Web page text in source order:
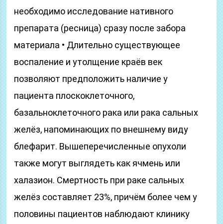
необходимо исследование нативного
препарата (ресница) сразу после забора
материала • Длительно существующее
воспаление и утолщение краёв век
позволяют предположить наличие у
пациента плоскоклеточного,
базальноклеточного рака или рака сальных
желёз, напоминающих по внешнему виду
блефарит. Вышеперечисленные опухоли
также могут выглядеть как ячмень или
халазион. Смертность при раке сальных
желёз составляет 23%, причём более чем у
половины пациентов наблюдают клинику